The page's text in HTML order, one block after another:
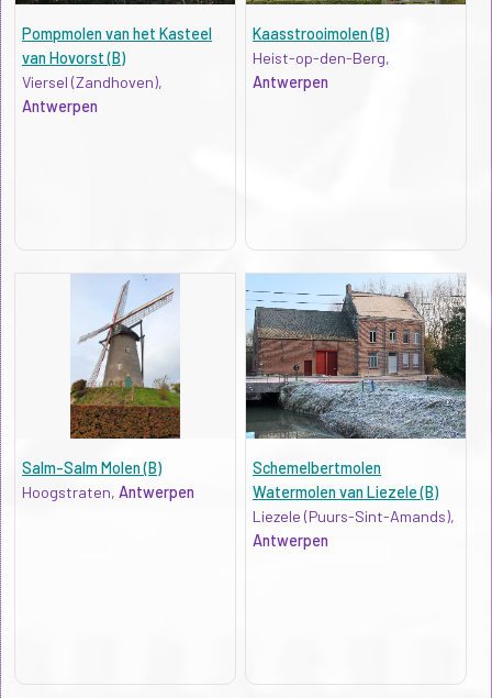
Pompmolen van het Kasteel
van Hovorst (B)
Viersel (Zandhoven),
Antwerpen
Kaasstrooimolen (B)
Heist-op-den-Berg,
Antwerpen
Salm-Salm Molen (B)
Hoogstraten, Antwerpen
Schemelbertmolen
Watermolen van Liezele (B)
Liezele (Puurs-Sint-Amands),
Antwerpen